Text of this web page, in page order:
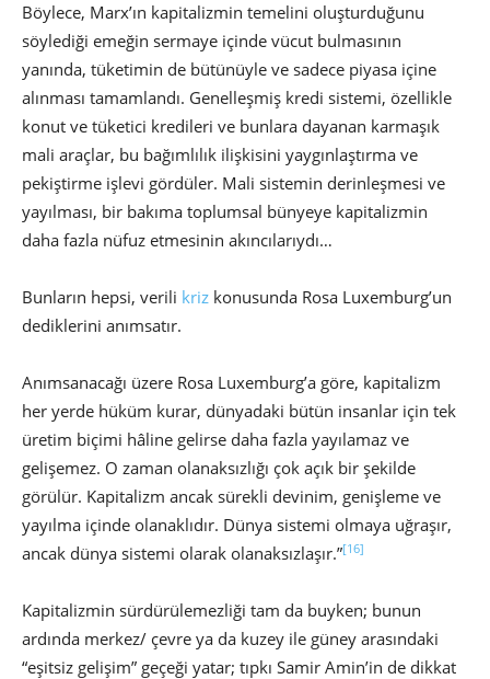
Böylece, Marx’ın kapitalizmin temelini oluşturduğunu
söylediği emeğin sermaye içinde vücut bulmasının
yanında, tüketimin de bütünüyle ve sadece piyasa içine
alınması tamamlandı. Genelleşmiş kredi sistemi, özellikle
konut ve tüketici kredileri ve bunlara dayanan karmaşık
mali araçlar, bu bağımlılık ilişkisini yaygınlaştırma ve
pekiştirme işlevi gördüler. Mali sistemin derinleşmesi ve
yayılması, bir bakıma toplumsal bünyeye kapitalizmin
daha fazla nüfuz etmesinin akıncılarıydı…
Bunların hepsi, verili kriz konusunda Rosa Luxemburg’un
dediklerini anımsatır.
Anımsanacağı üzere Rosa Luxemburg’a göre, kapitalizm
her yerde hüküm kurar, dünyadaki bütün insanlar için tek
üretim biçimi hâline gelirse daha fazla yayılamaz ve
gelişemez. O zaman olanaksızlığı çok açık bir şekilde
görülür. Kapitalizm ancak sürekli devinim, genişleme ve
yayılma içinde olanaklıdır. Dünya sistemi olmaya uğraşır,
ancak dünya sistemi olarak olanaksızlaşır.”[16]
Kapitalizmin sürdürülemezliği tam da buyken; bunun
ardında merkez/ çevre ya da kuzey ile güney arasındaki
“eşitsiz gelişim” geçeği yatar; tıpkı Samir Amin’in de dikkat